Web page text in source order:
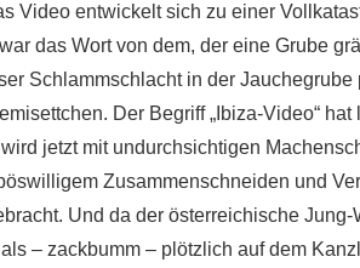
Video entwickelt sich zu einer
das Wort von dem, der eine Grube
Schlammschlacht in der
Der Begriff „Ibiza-Video“
jetzt mit undurchsichtigen
Zusammenschneiden und
Und da der österreichische
– zackbumm – plötzlich auf dem